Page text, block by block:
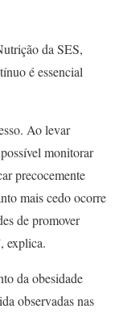
da SES,
é essencial
Ao levar
monitorar
precocemente
mais cedo ocorre
de promover
explica.
da obesidade
observadas nas